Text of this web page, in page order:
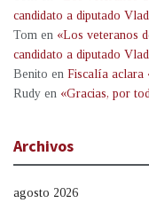
candidato a diputado
Tom en «Los veteranos
candidato a diputado
Benito en Fiscalía aclara
Rudy en «Gracias, por
Archivos
agosto 2026